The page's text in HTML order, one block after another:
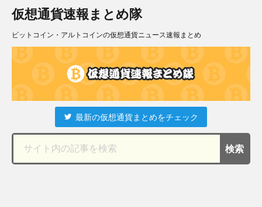
仮想通貨速報まとめ隊
ビットコイン・アルトコインの仮想通貨ニュース速報まとめ
最新の仮想通貨まとめをチェック